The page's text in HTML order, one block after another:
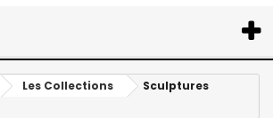
Les Collections
Sculptures